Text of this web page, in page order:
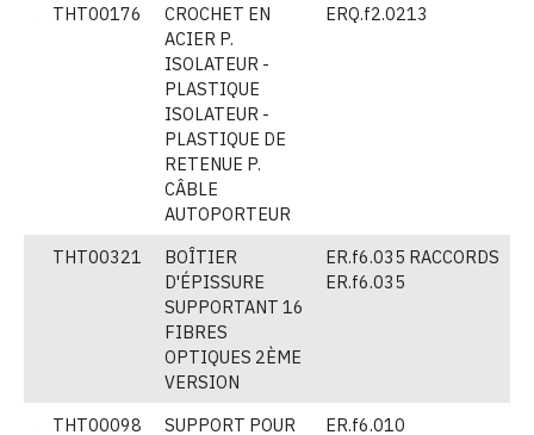
THT00176
CROCHET EN
ACIER P.
ISOLATEUR -
PLASTIQUE
ISOLATEUR -
PLASTIQUE DE
RETENUE P.
CÂBLE
AUTOPORTEUR
ERQ.f2.0213
THT00321
BOÎTIER
D'ÉPISSURE
SUPPORTANT 16
FIBRES
OPTIQUES 2ÈME
VERSION
ER.f6.035 RACCORDS
ER.f6.035
THT00098
SUPPORT POUR
ER.f6.010